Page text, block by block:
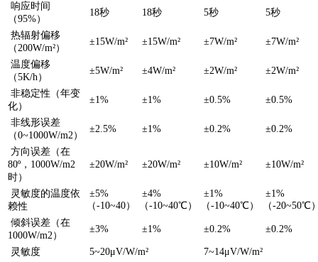
响应时间
（95%）
18秒 18秒 5秒 5秒
热辐射偏移
（200W/m²）
±15W/m² ±15W/m² ±7W/m² ±7W/m²
温度偏移
（5K/h）
±5W/m² ±4W/m² ±2W/m² ±2W/m²
非稳定性（年变
化）
±1% ±1% ±0.5% ±0.5%
非线形误差
（0~1000W/m2）
±2.5% ±1% ±0.2% ±0.2%
方向误差（在
80º，1000W/m2
时）
±20W/m² ±20W/m² ±10W/m² ±10W/m²
灵敏度的温度依
赖性
±5%
（-10~40）
±4%
（-10~40℃）
±1%
（-10~40℃）
±1%
（-20~50℃
倾斜误差（在
1000W/m2）
±3% ±1% ±0.2% ±0.2%
灵敏度 5~20μV/W/m²
7~14μV/W/m²